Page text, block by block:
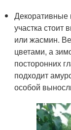
Декоративные
участка стоит
или жасмин.
цветами, а
посторонних
подходит
особой